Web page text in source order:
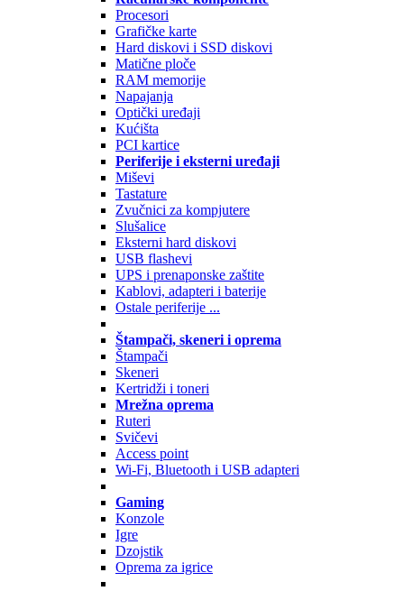
Procesori
Grafičke karte
Hard diskovi i SSD diskovi
Matične ploče
RAM memorije
Napajanja
Optički uređaji
Kućišta
PCI kartice
Periferije i eksterni uređaji
Miševi
Tastature
Zvučnici za kompjutere
Slušalice
Eksterni hard diskovi
USB flashevi
UPS i prenaponske zaštite
Kablovi, adapteri i baterije
Ostale periferije ...
Štampači, skeneri i oprema
Štampači
Skeneri
Kertridži i toneri
Mrežna oprema
Ruteri
Svičevi
Access point
Wi-Fi, Bluetooth i USB adapteri
Gaming
Konzole
Igre
Dzojstik
Oprema za igrice